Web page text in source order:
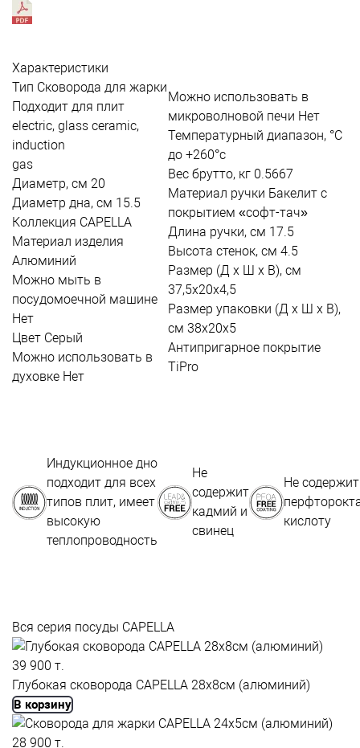
Характеристики
Тип Сковорода для жарки
Подходит для плит
electric, glass ceramic,
induction
gas
Диаметр, см 20
Диаметр дна, см 15.5
Коллекция CAPELLA
Материал изделия
Алюминий
Можно мыть в
посудомоечной машине
Нет
Цвет Серый
Можно использовать в
духовке Нет
Можно использовать в
микроволновой печи Нет
Температурный диапазон, °С
до +260°c
Вес брутто, кг 0.5667
Материал ручки Бакелит с
покрытием «софт-тач»
Длина ручки, см 17.5
Высота стенок, см 4.5
Размер (Д х Ш х В), см
37,5х20х4,5
Размер упаковки (Д х Ш х В),
см 38х20х5
Антипригарное покрытие
TiPro
Индукционное дно
подходит для всех
типов плит, имеет
высокую
теплопроводность
Не
содержит
кадмий и
свинец
Не содержит
кислоту
Вся серия посуды CAPELLA
39 900 т.
Глубокая cковорода CAPELLA 28x8см (алюминий)
В корзину
28 900 т.